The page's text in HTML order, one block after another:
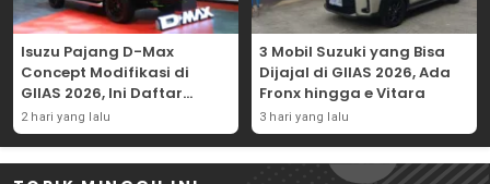
Isuzu Pajang D-Max
Concept Modifikasi di
GIIAS 2026, Ini Daftar
Ubahannya
2 hari yang lalu
3 Mobil Suzuki yang Bisa
Dijajal di GIIAS 2026, Ada
Fronx hingga e Vitara
3 hari yang lalu